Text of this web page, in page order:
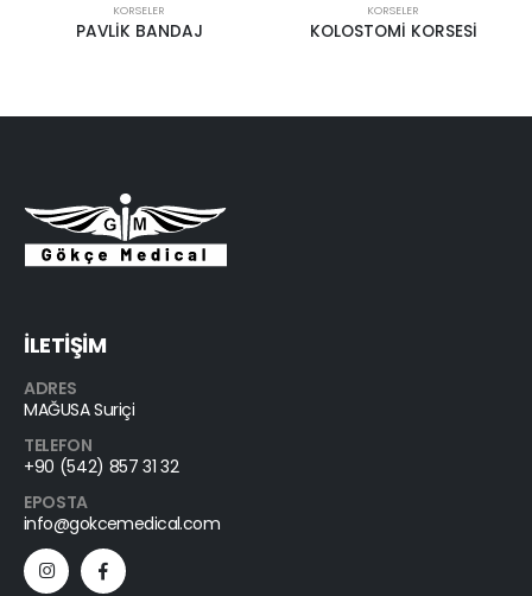
KORSELER
KOLOSTOMİ KORSESİ
KORSELER
LUMBOSTAD KORSE
İLETİŞİM
ADRES
MAĞUSA Suriçi
TELEFON
+90 (542) 857 31 32
EPOSTA
info@gokcemedical.com